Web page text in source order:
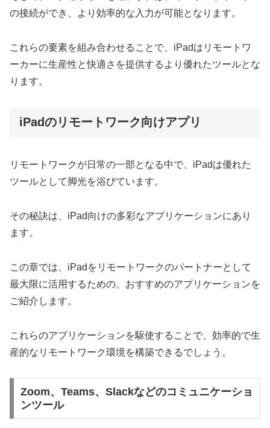
の接続ができ、より効率的な入力が可能となります。
これらの要素を組み合わせることで、iPadはリモートワ
ーカーに生産性と快適さを提供するより優れたツールとな
ります。
iPadのリモートワーク向けアプリ
リモートワークが日常の一部となる中で、iPadは優れた
ツールとして脚光を浴びています。
その秘訣は、iPad向けの多彩なアプリケーションにあり
ます。
この章では、iPadをリモートワークのパートナーとして
最大限に活用するための、おすすめのアプリケーションを
ご紹介します。
これらのアプリケーションを駆使することで、効率的で生
産的なリモートワーク環境を構築できるでしょう。
Zoom、Teams、Slackなどのコミュニケーショ
ンツール